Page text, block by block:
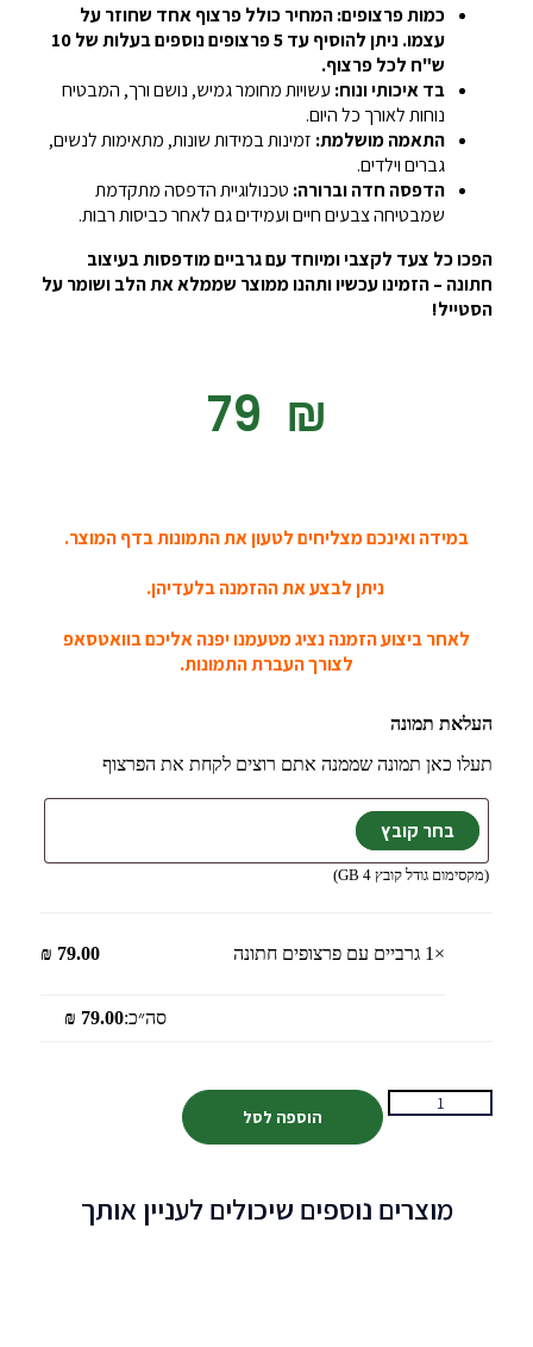
כמות פרצופים: המחיר כולל פרצוף אחד שחוזר על
עצמו. ניתן להוסיף עד 5 פרצופים נוספים בעלות של 10
ש"ח לכל פרצוף.
בד איכותי ונוח: עשויות מחומר גמיש, נושם ורך, המבטיח
נוחות לאורך כל היום.
התאמה מושלמת: זמינות במידות שונות, מתאימות לנשים,
גברים וילדים.
הדפסה חדה וברורה: טכנולוגיית הדפסה מתקדמת
שמבטיחה צבעים חיים ועמידים גם לאחר כביסות רבות.
הפכו כל צעד לקצבי ומיוחד עם גרביים מודפסות בעיצוב
חתונה – הזמינו עכשיו ותהנו ממוצר שממלא את הלב ושומר על
הסטייל!
‎79 ₪
במידה ואינכם מצליחים לטעון את התמונות בדף המוצר.
ניתן לבצע את ההזמנה בלעדיהן.
לאחר ביצוע הזמנה נציג מטעמנו יפנה אליכם בוואטסאפ
לצורך העברת התמונות.
העלאת תמונה
תעלו כאן תמונה שממנה אתם רוצים לקחת את הפרצוף
(מקסימום גודל קובץ 4 GB)
×1 גרביים עם פרצופים חתונה ₪ 79.00
סה״כ: ₪ 79.00
הוספה לסל
מוצרים נוספים שיכולים לעניין אותך